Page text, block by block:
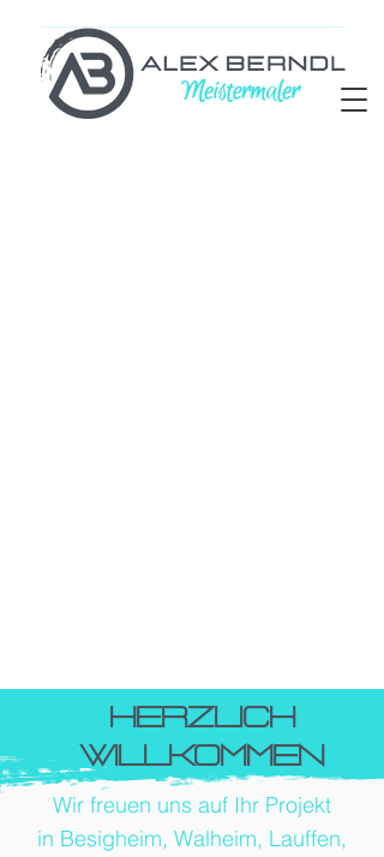
HERZLICH
WILLKOMMEN
Wir freuen uns auf Ihr Projekt
in Besigheim, Walheim, Lauffen,